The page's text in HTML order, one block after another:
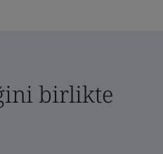
birlikte